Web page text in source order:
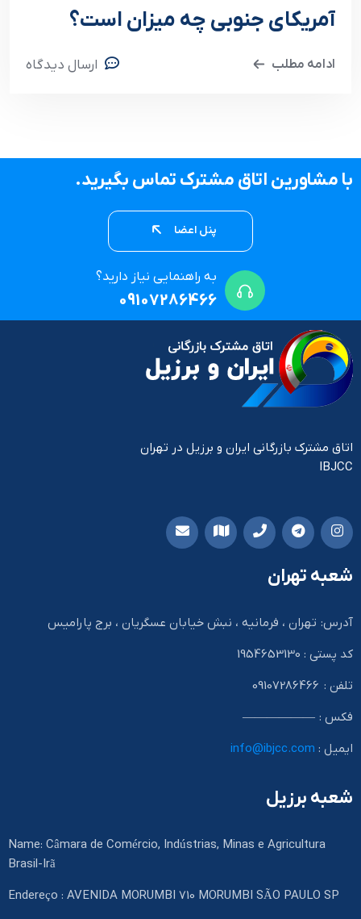
آمریکای جنوبی چه میزان است؟
ادامه مطلب ارسال دیدگاه
با مشاورین اتاق مشترک تماس بگیرید.
پنل اعضا
به راهنمایی نیاز دارید؟
09107286466
اتاق مشترک بازرگانی ایران و برزیل در تهران
IBJCC
شعبه تهران
آدرس: تهران ، فرمانیه ، نبش خیابان عسگریان ، برج پارامیس
کد پستی : 1954653130
تلفن : 09107286466
فکس : ——————
ایمیل : info@ibjcc.com
شعبه برزیل
Name: Câmara de Comércio, Indústrias, Minas e Agricultura
Brasil-Irã
Endereço : AVENIDA MORUMBI 710 MORUMBI SÃO PAULO SP